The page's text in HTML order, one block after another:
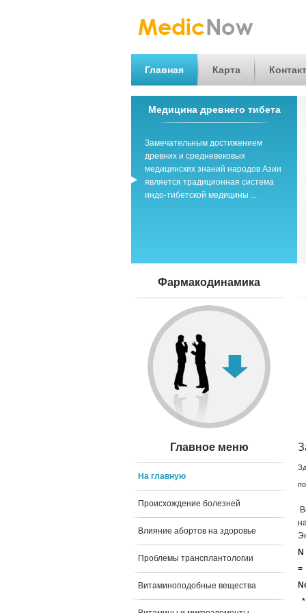
Главная Карта
Медицина древнего тибета
Замечательным достижением
древних и средневековых
медицинских знаний народов Азии
является традиционная система
индо-тибетской медицины ...
Фармакодинамика
N
=
*
Главное меню
На главную
Происхождение болезней
Влияние абортов на здоровье
Проблемы трансплантологии
Витаминоподобные вещества